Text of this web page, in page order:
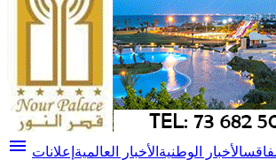
menu الأخبار الوطنية الأخبار العالمية إعلانات